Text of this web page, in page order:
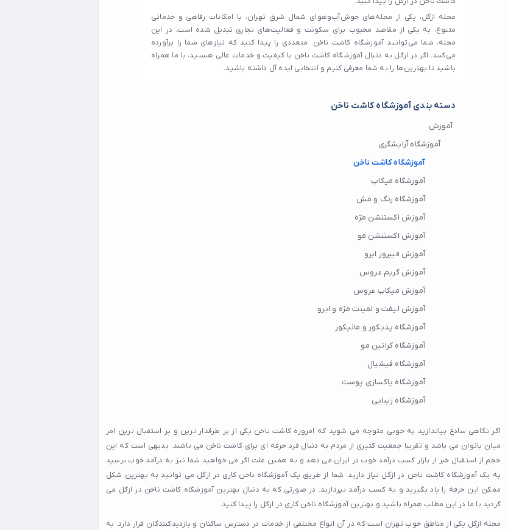
محله ازگل، یکی از محله‌های خوش‌آب‌وهوای شمال شرق تهران، با امکانات رفاهی و خدماتی
متنوع، به یکی از مقاصد محبوب برای سکونت و فعالیت‌های تجاری تبدیل شده است. در این
محله، شما می‌توانید آموزشگاه کاشت ناخن متعددی را پیدا کنید که نیازهای شما را برآورده
می‌کنند. اگر در ازگل به دنبال آموزشگاه کاشت ناخن با کیفیت و خدمات عالی هستید، با ما همراه
باشید تا بهترین‌ها را به شما معرفی کنیم و انتخابی ایده آل داشته باشید.
دسته بندی آموزشگاه کاشت ناخن
آموزش
آموزشگاه آرایشگری
آموزشگاه کاشت ناخن
آموزشگاه میکاپ
آموزشگاه رنگ و مش
آموزش اکستنشن مژه
آموزش اکستنشن مو
آموزش فیبروز ابرو
آموزش گریم عروس
آموزش میکاپ عروس
آموزش لیفت و لمینت مژه و ابرو
آموزشگاه پدیکور و مانیکور
آموزشگاه کراتین مو
آموزشگاه فیشیال
آموزشگاه پاکسازی پوست
آموزشگاه زیبایی
اگر نگاهی سادع بیاندازید به خوبی متوجه می شوید که امروزه کاشت ناخن یکی از پر طرفدار ترین و پر استقبال ترین امر
میان بانوان می باشد و تقریبا جمعیت کثیری از مردم به دنبال فرد حرفه ای برای کاشت ناخن می باشند. بدیهی است که این
حجم از استقبال خبر از بازار کسب درآمد خوب در ایران می دهد و به همین علت اگر می خواهید شما نیز به درآمد خوب برسید
به یک آموزشگاه کاشت ناخن در ازگل نیاز دارید. شما از طریق یک آموزشگاه ناخن کاری در ازگل می توانید به بهترین شکل
ممکن این حرفه را یاد بگیرید و به کسب درآمد بپردازید. در صورتی که به دنبال بهترین آموزشگاه کاشت ناخن در ازگل می
گردید با ما در این مطلب همراه باشید و بهترین آموزشگاه ناخن کاری در ازگل را پیدا کنید.
محله ازگل یکی از مناطق خوب تهران است که در آن انواع مختلفی از خدمات در دسترس ساکنان و بازدیدکنندگان قرار دارد. به